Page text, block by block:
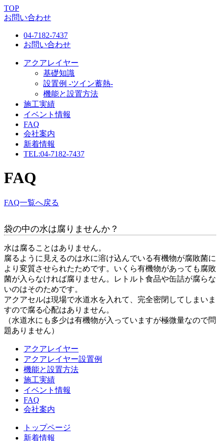
TOP
お問い合わせ
04-7182-7437
お問い合わせ
アクアレイヤー
基礎知識
設置例 -ツイン蓄熱-
機能と設置方法
施工実績
イベント情報
FAQ
会社案内
新着情報
TEL:04-7182-7437
FAQ
FAQ一覧へ戻る
袋の中の水は腐りませんか？
水は腐ることはありません。
腐るように見えるのは水に溶け込んでいる有機物が腐敗菌に
より変質させられたためです。いくら有機物があっても腐敗
菌が入らなければ腐りません。レトルト食品や缶詰が腐らな
いのはそのためです。
アクアセルは現場で水道水を入れて、完全密閉してしまいま
すので腐る心配はありません。
（水道水にも多少は有機物が入っていますが極微量なので問
題ありません）
アクアレイヤー
アクアレイヤー設置例
機能と設置方法
施工実績
イベント情報
FAQ
会社案内
トップページ
新着情報